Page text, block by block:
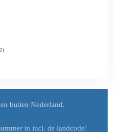
buiten Nederland.
in incl. de landcode!